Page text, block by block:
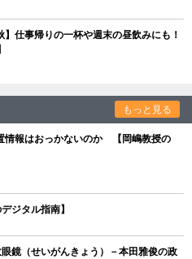
仕事帰りの一杯や週末の昼飲みにも！
もっと見る
情報はおっかないのか 【岡嶋教授の
ジタル指南】
鏡（せいがんきょう）－本田雅俊の政